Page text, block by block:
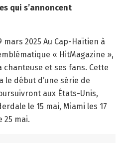
qui s’annoncent
2025 Au Cap-Haïtien à
« HitMagazine »,
et ses fans. Cette
le début d’une série de
aux États-Unis,
le 15 mai, Miami les 17
25 mai.